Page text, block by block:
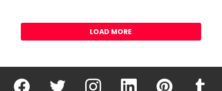
LOAD MORE
facebook twitter instagram linkedin pinterest